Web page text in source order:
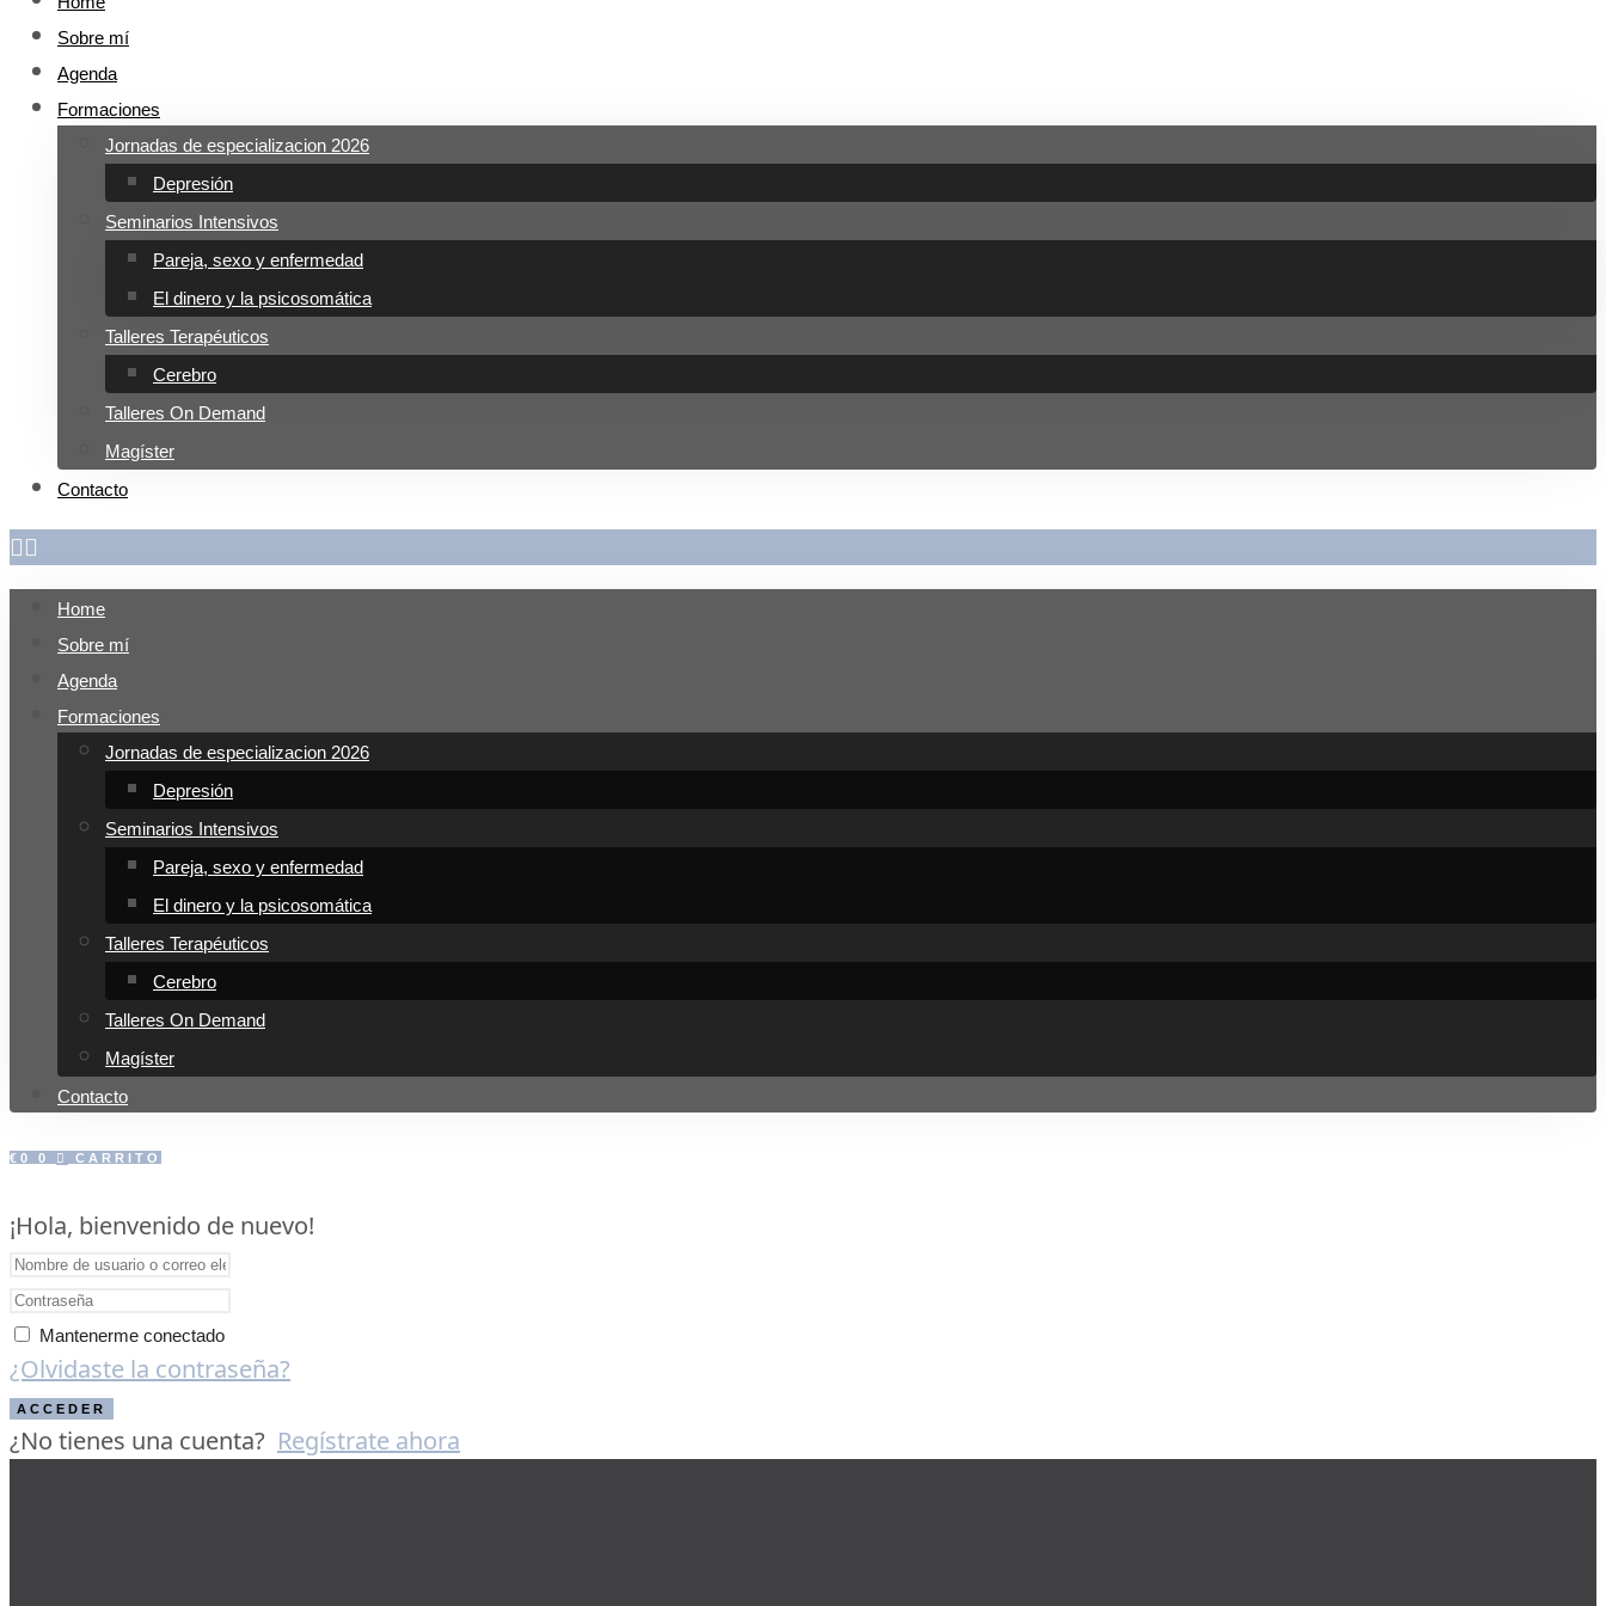
Sobre mí
Agenda
Formaciones
Jornadas de especializacion 2026
Depresión
Seminarios Intensivos
Pareja, sexo y enfermedad
El dinero y la psicosomática
Talleres Terapéuticos
Cerebro
Talleres On Demand
Magíster
Contacto
Home
Sobre mí
Agenda
Formaciones
Jornadas de especializacion 2026
Depresión
Seminarios Intensivos
Pareja, sexo y enfermedad
El dinero y la psicosomática
Talleres Terapéuticos
Cerebro
Talleres On Demand
Magíster
Contacto
€ 0 0 CARRITO
¡Hola, bienvenido de nuevo!
Mantenerme conectado
¿Olvidaste la contraseña?
ACCEDER
¿No tienes una cuenta? Regístrate ahora